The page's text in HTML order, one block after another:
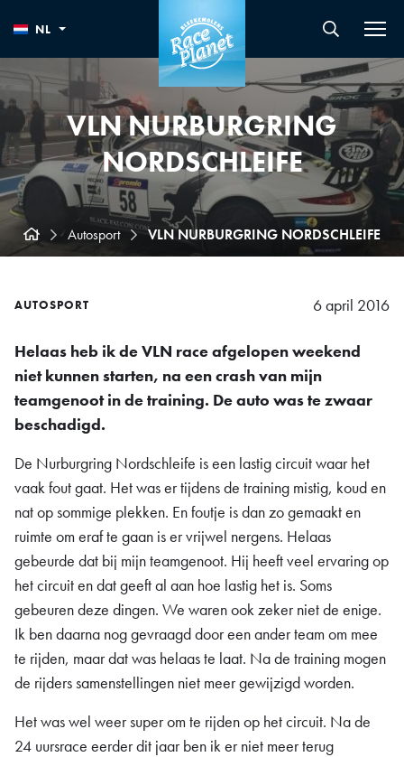
NL
VLN NURBURGRING
NORDSCHLEIFE
Autosport VLN NURBURGRING NORDSCHLEIFE
AUTOSPORT 6 april 2016
Helaas heb ik de VLN race afgelopen weekend
niet kunnen starten, na een crash van mijn
teamgenoot in de training. De auto was te zwaar
beschadigd.
De Nurburgring Nordschleife is een lastig circuit waar het
vaak fout gaat. Het was er tijdens de training mistig, koud en
nat op sommige plekken. En foutje is dan zo gemaakt en
ruimte om eraf te gaan is er vrijwel nergens. Helaas
gebeurde dat bij mijn teamgenoot. Hij heeft veel ervaring op
het circuit en dat geeft al aan hoe lastig het is. Soms
gebeuren deze dingen. We waren ook zeker niet de enige.
Ik ben daarna nog gevraagd door een ander team om mee
te rijden, maar dat was helaas te laat. Na de training mogen
de rijders samenstellingen niet meer gewijzigd worden.
Het was wel weer super om te rijden op het circuit. Na de
24 uursrace eerder dit jaar ben ik er niet meer terug